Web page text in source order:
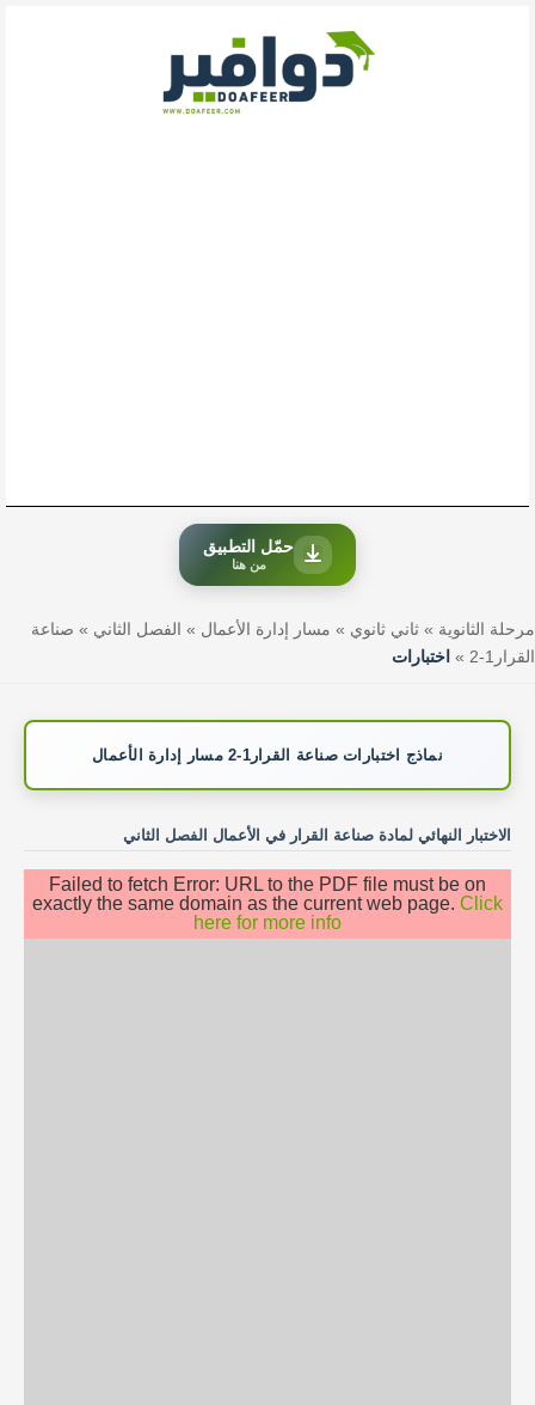
حمّل التطبيق
من هنا
مرحلة الثانوية » ثاني ثانوي » مسار إدارة الأعمال » الفصل الثاني » صناعة
القرار1-2
» اختبارات
نماذج اختبارات صناعة القرار1-2 مسار إدارة الأعمال
الاختبار النهائي لمادة صناعة القرار في الأعمال الفصل الثاني
Failed to fetch Error: URL to the PDF file must be on
exactly the same domain as the current web page. Click
here for more info